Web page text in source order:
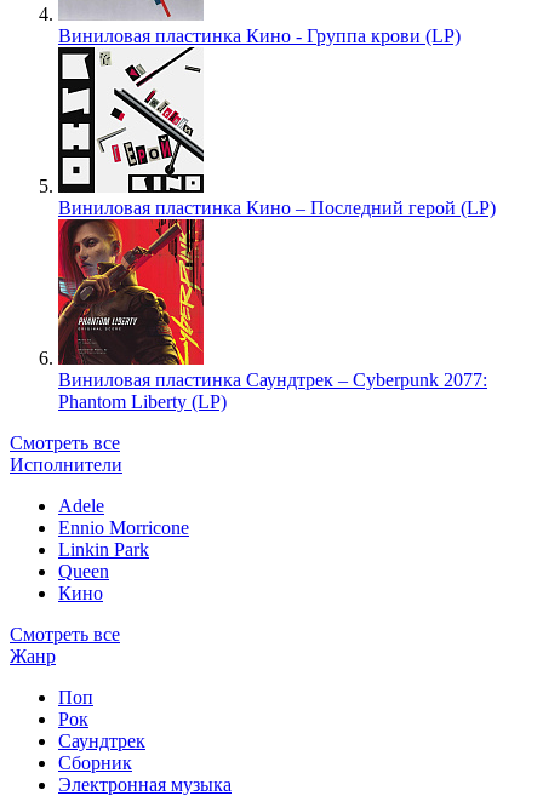
Виниловая пластинка Кино - Группа крови (LP)
Виниловая пластинка Кино – Последний герой (LP)
Виниловая пластинка Саундтрек – Cyberpunk 2077:
Phantom Liberty (LP)
Смотреть все
Исполнители
Adele
Ennio Morricone
Linkin Park
Queen
Кино
Смотреть все
Жанр
Поп
Рок
Саундтрек
Сборник
Электронная музыка